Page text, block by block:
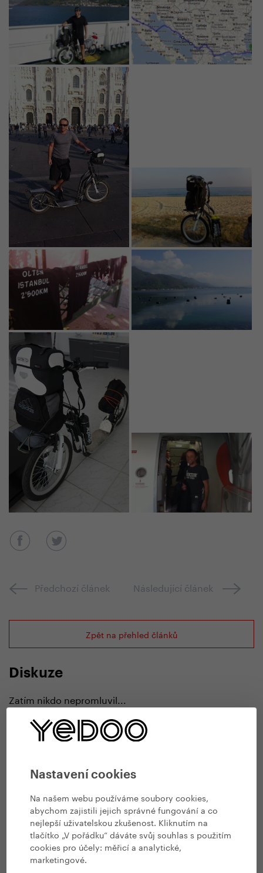
Nastavení cookies
Na našem webu používáme soubory cookies,
abychom zajistili jejich správné fungování a co
nejlepší uživatelskou zkušenost. Kliknutím na
tlačítko „V pořádku“ dáváte svůj souhlas s použitím
cookies pro účely: měřicí a analytické,
marketingové.
Předchozí článek Následující článek
Zpět na přehled článků
Diskuze
Zatím nikdo nepromluvil...
Přidat komentář